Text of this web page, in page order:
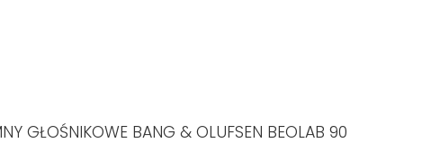
GŁOŚNIKOWE BANG & OLUFSEN BEOLAB 90